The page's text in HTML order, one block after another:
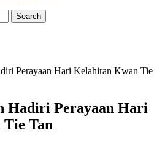
Perayaan Hari Kelahiran Kwan Tie
Hadiri Perayaan Hari
Tan